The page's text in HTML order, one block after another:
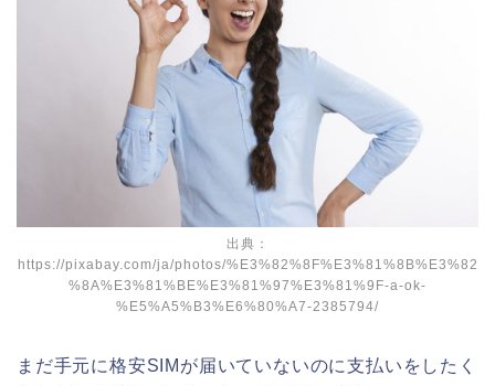
出典：
https://pixabay.com/ja/photos/%E3%82%8F%E3%81%8B%E3%82
%8A%E3%81%BE%E3%81%97%E3%81%9F-a-ok-
%E5%A5%B3%E6%80%A7-2385794/
まだ手元に格安SIMが届いていないのに支払いをしたく